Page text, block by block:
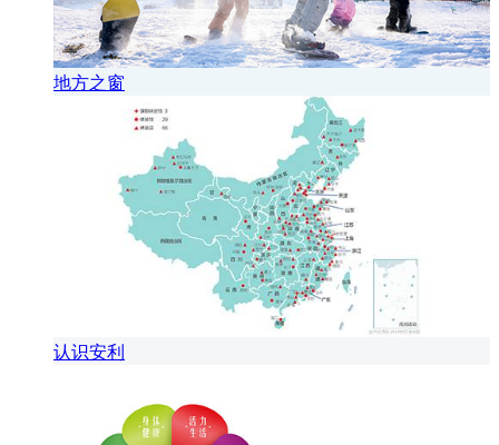
地方之窗
认识安利